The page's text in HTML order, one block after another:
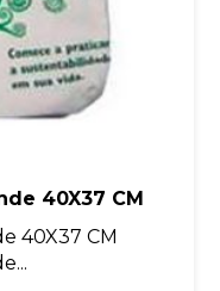
40X37 CM
40X37 CM